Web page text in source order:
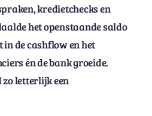
kredietchecks en
het openstaande saldo
de cashflow en het
én de bank groeide.
letterlijk een